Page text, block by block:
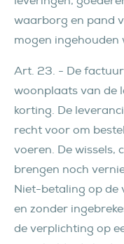
waarborg en pand
mogen ingehouden
Art. 23. - De
woonplaats van de
korting. De
recht voor om
voeren. De wissels,
brengen noch
Niet-betaling op de
en zonder
de verplichting op